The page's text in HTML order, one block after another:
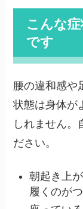
こんな
です
腰の違和感や
状態は身体が
しれません。
ださい。
朝起き上
履くのが